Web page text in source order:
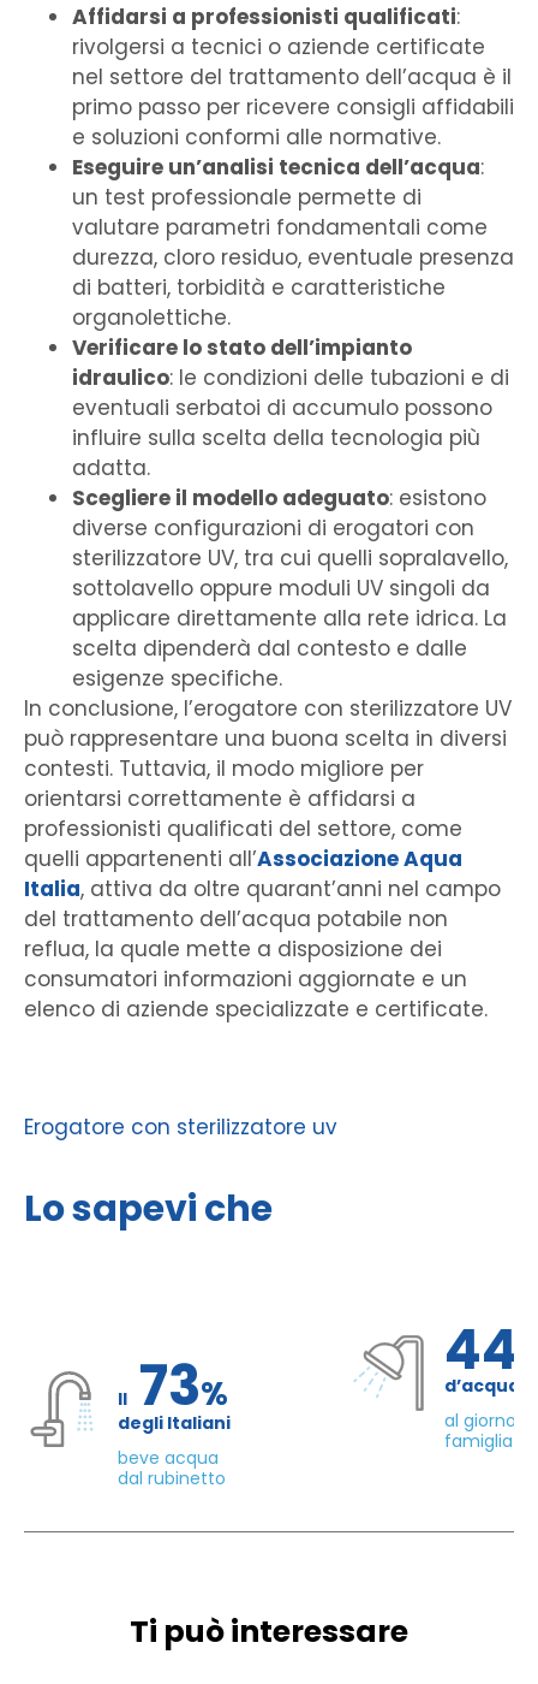
Affidarsi a professionisti qualificati:
rivolgersi a tecnici o aziende certificate
nel settore del trattamento dell’acqua è il
primo passo per ricevere consigli affidabili
e soluzioni conformi alle normative.
Eseguire un’analisi tecnica dell’acqua:
un test professionale permette di
valutare parametri fondamentali come
durezza, cloro residuo, eventuale presenza
di batteri, torbidità e caratteristiche
organolettiche.
Verificare lo stato dell’impianto
idraulico: le condizioni delle tubazioni e di
eventuali serbatoi di accumulo possono
influire sulla scelta della tecnologia più
adatta.
Scegliere il modello adeguato: esistono
diverse configurazioni di erogatori con
sterilizzatore UV, tra cui quelli sopralavello,
sottolavello oppure moduli UV singoli da
applicare direttamente alla rete idrica. La
scelta dipenderà dal contesto e dalle
esigenze specifiche.
In conclusione, l’erogatore con sterilizzatore UV
può rappresentare una buona scelta in diversi
contesti. Tuttavia, il modo migliore per
orientarsi correttamente è affidarsi a
professionisti qualificati del settore, come
quelli appartenenti all’Associazione Aqua
Italia, attiva da oltre quarant’anni nel campo
del trattamento dell’acqua potabile non
reflua, la quale mette a disposizione dei
consumatori informazioni aggiornate e un
elenco di aziende specializzate e certificate.
Erogatore con sterilizzatore uv
Lo sapevi che
Il 73%
degli Italiani
beve acqua
dal rubinetto
d’acqua
al giorno
famiglia di
Ti può interessare